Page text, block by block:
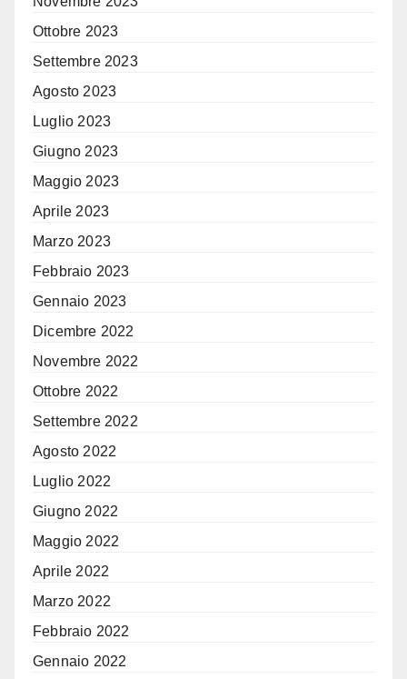
Ottobre 2023
Settembre 2023
Agosto 2023
Luglio 2023
Giugno 2023
Maggio 2023
Aprile 2023
Marzo 2023
Febbraio 2023
Gennaio 2023
Dicembre 2022
Novembre 2022
Ottobre 2022
Settembre 2022
Agosto 2022
Luglio 2022
Giugno 2022
Maggio 2022
Aprile 2022
Marzo 2022
Febbraio 2022
Gennaio 2022